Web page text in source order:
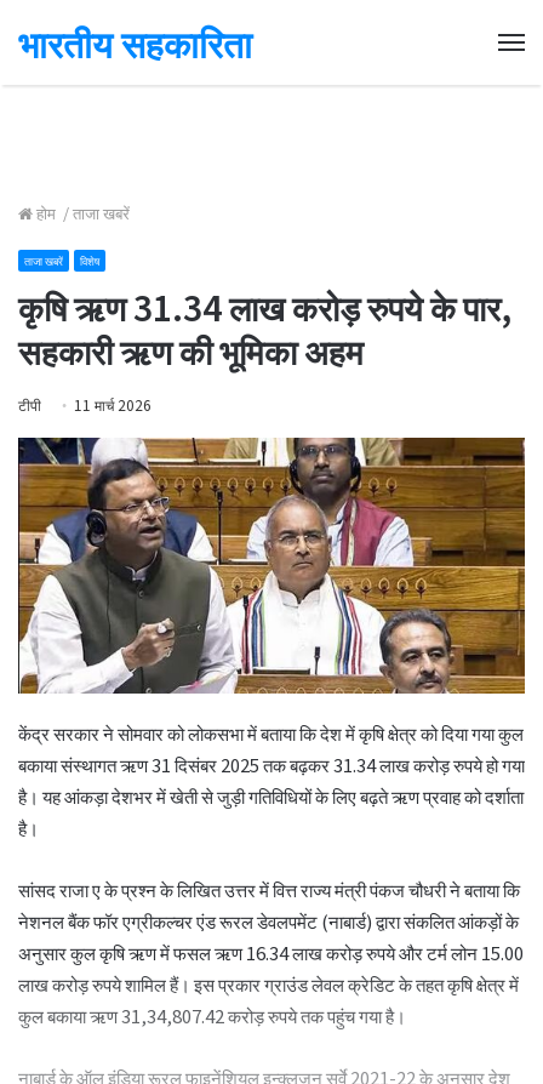
भारतीय सहकारिता
होम /ताजा खबरें
ताजा खबरें विशेष
कृषि ऋण 31.34 लाख करोड़ रुपये के पार,
सहकारी ऋण की भूमिका अहम
टीपी 11 मार्च 2026
केंद्र सरकार ने सोमवार को लोकसभा में बताया कि देश में कृषि क्षेत्र को दिया गया कुल
बकाया संस्थागत ऋण 31 दिसंबर 2025 तक बढ़कर 31.34 लाख करोड़ रुपये हो गया
है। यह आंकड़ा देशभर में खेती से जुड़ी गतिविधियों के लिए बढ़ते ऋण प्रवाह को दर्शाता
है।
सांसद राजा ए के प्रश्न के लिखित उत्तर में वित्त राज्य मंत्री पंकज चौधरी ने बताया कि
नेशनल बैंक फॉर एग्रीकल्चर एंड रूरल डेवलपमेंट (नाबार्ड) द्वारा संकलित आंकड़ों के
अनुसार कुल कृषि ऋण में फसल ऋण 16.34 लाख करोड़ रुपये और टर्म लोन 15.00
लाख करोड़ रुपये शामिल हैं। इस प्रकार ग्राउंड लेवल क्रेडिट के तहत कृषि क्षेत्र में
कुल बकाया ऋण 31,34,807.42 करोड़ रुपये तक पहुंच गया है।
नाबार्ड के ऑल इंडिया रूरल फाइनेंशियल इन्क्लूजन सर्वे 2021-22 के अनुसार देश